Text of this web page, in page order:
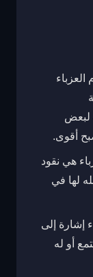
العزباء
لبعض
أقوى.
هي نقود
لها في
إشارة إلى
أو له